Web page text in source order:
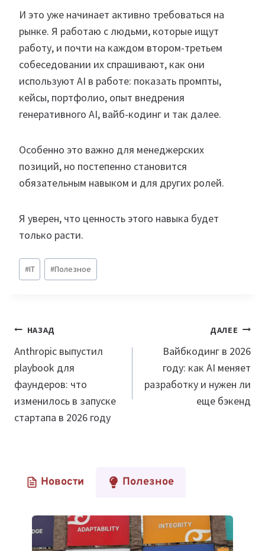
И это уже начинает активно требоваться на
рынке. Я работаю с людьми, которые ищут
работу, и почти на каждом втором-третьем
собеседовании их спрашивают, как они
используют AI в работе: показать промпты,
кейсы, портфолио, опыт внедрения
генеративного AI, вайб-кодинг и так далее.
Особенно это важно для менеджерских
позиций, но постепенно становится
обязательным навыком и для других ролей.
Я уверен, что ценность этого навыка будет
только расти.
Метки
записи:
#IT #Полезное
Навигация
по
записям
НАЗАД
Anthropic выпустил
playbook для
фаундеров: что
изменилось в запуске
стартапа в 2026 году
ДАЛЕЕ
Вайбкодинг в 2026
году: как AI меняет
разработку и нужен ли
еще бэкенд
Новости Полезное